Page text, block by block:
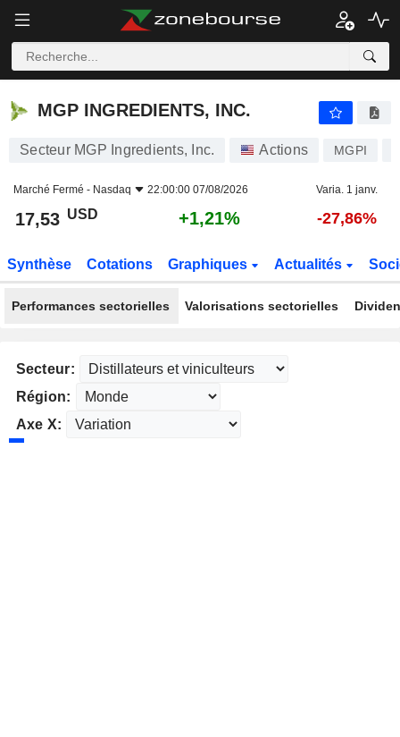
MGP INGREDIENTS, INC.
MGP INGREDIENTS, INC.
Secteur MGP Ingredients, Inc. Actions MGPI
Marché Fermé - Nasdaq 22:00:00 07/08/2026 Varia. 1 janv.
17,53 USD +1,21% -27,86%
Synthèse Cotations Graphiques Actualités
Performances sectorielles Valorisations sectorielles
Secteur:
Région:
Axe X: